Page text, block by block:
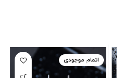
اتمام موجودی